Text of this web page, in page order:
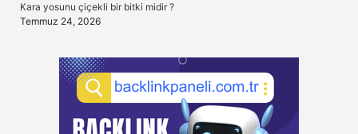
Kara yosunu çiçekli bir bitki midir ?
Temmuz 24, 2026